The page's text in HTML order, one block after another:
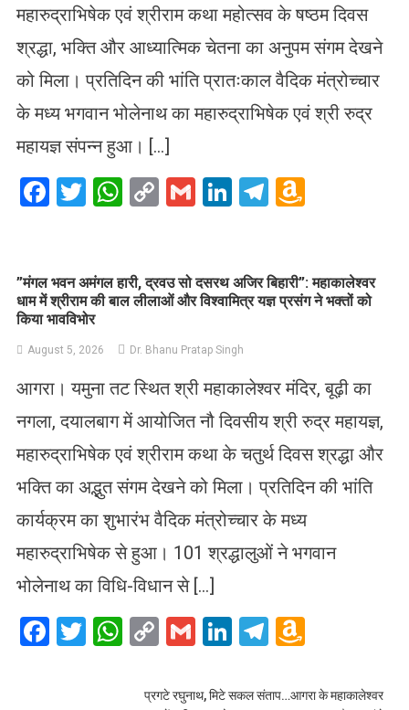
महारुद्राभिषेक एवं श्रीराम कथा महोत्सव के षष्ठम दिवस
श्रद्धा, भक्ति और आध्यात्मिक चेतना का अनुपम संगम देखने
को मिला। प्रतिदिन की भांति प्रातःकाल वैदिक मंत्रोच्चार
के मध्य भगवान भोलेनाथ का महारुद्राभिषेक एवं श्री रुद्र
महायज्ञ संपन्न हुआ। […]
Facebook
Twitter
WhatsApp
CopyGmailLinkedIn
Telegram
​”मंगल भवन अमंगल हारी, द्रवउ सो दसरथ अजिर बिहारी”: महाकालेश्वर
धाम में श्रीराम की बाल लीलाओं और विश्वामित्र यज्ञ प्रसंग ने भक्तों को
किया भावविभोर
August 5, 2026 Dr. Bhanu Pratap Singh
आगरा। यमुना तट स्थित श्री महाकालेश्वर मंदिर, बूढ़ी का
नगला, दयालबाग में आयोजित नौ दिवसीय श्री रुद्र महायज्ञ,
महारुद्राभिषेक एवं श्रीराम कथा के चतुर्थ दिवस श्रद्धा और
भक्ति का अद्भुत संगम देखने को मिला। प्रतिदिन की भांति
कार्यक्रम का शुभारंभ वैदिक मंत्रोच्चार के मध्य
महारुद्राभिषेक से हुआ। 101 श्रद्धालुओं ने भगवान
भोलेनाथ का विधि-विधान से […]
Facebook
Twitter
WhatsApp
CopyGmailLinkedIn
Telegram
List
प्रगटे रघुनाथ, मिटे सकल संताप…आगरा के महाकालेश्वर